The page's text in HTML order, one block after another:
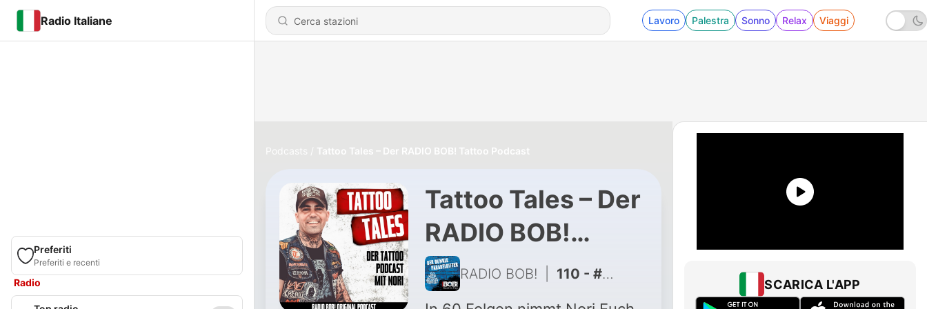
Radio Italiane Lavoro Palestra Sonno Relax Viaggi
Preferiti
Preferiti e recenti
Radio
Podcasts Tattoo Tales – Der RADIO BOB! Tattoo Podcast
Tattoo Tales – Der
RADIO BOB!
Tattoo Podcast
RADIO BOB! 110 - #62 - "FULL METAL HOLIDAY"-Spezial
SCARICA L'APP